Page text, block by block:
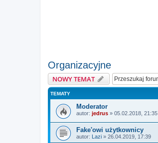
Organizacyjne
NOWY TEMAT
TEMATY
Moderator
autor: jedrus » 05.02.2018, 21:35
Fake'owi użytkownicy
autor: Lazi » 26.04.2019, 17:39